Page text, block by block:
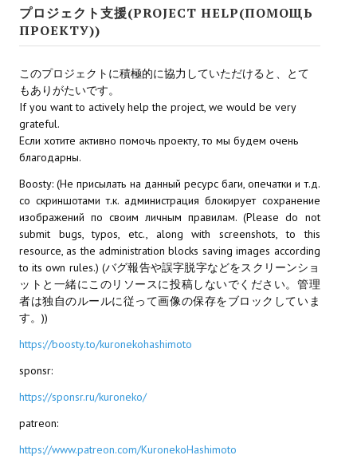
Aliens versus Predator 1 Remaster Fan Edition
Age of Pirates: Caribbean Tales Remaster Fan Edition
Корсары 3 Сундук мертвеца Remaster Fan Edition
Sea Dogs - City of Abandoned Ships Remaster Fan Edition
Sea Dogs Remaster Fan Edition
Новости
Новости Архив
МОДЫ ДЛЯ ИГР
Патчи
Mass Effect 2
Divinity Original Sin Enhanced Edition
プロジェクト支援(PROJECT HELP(ПОМОЩЬ
ПРОЕКТУ))
このプロジェクトに積極的に協力していただけると、とて
もありがたいです。
If you want to actively help the project, we would be very
grateful.
Если хотите активно помочь проекту, то мы будем очень
благодарны.
Boosty: (Не присылать на данный ресурс баги, опечатки и т.д.
со скриншотами т.к. администрация блокирует сохранение
изображений по своим личным правилам. (Please do not
submit bugs, typos, etc., along with screenshots, to this
resource, as the administration blocks saving images according
to its own rules.) (バグ報告や誤字脱字などをスクリーンショ
ットと一緒にこのリソースに投稿しないでください。管理
者は独自のルールに従って画像の保存をブロックしていま
す。))
https://boosty.to/kuronekohashimoto
sponsr:
https://sponsr.ru/kuroneko/
patreon:
https://www.patreon.com/KuronekoHashimoto